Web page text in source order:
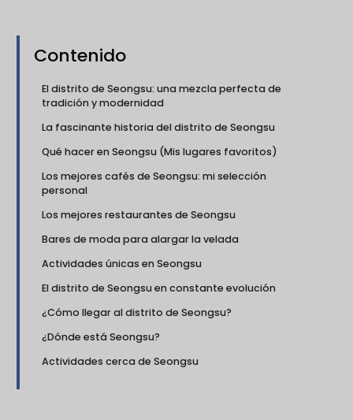
Contenido
El distrito de Seongsu: una mezcla perfecta de
tradición y modernidad
La fascinante historia del distrito de Seongsu
Qué hacer en Seongsu (Mis lugares favoritos)
Los mejores cafés de Seongsu: mi selección
personal
Los mejores restaurantes de Seongsu
Bares de moda para alargar la velada
Actividades únicas en Seongsu
El distrito de Seongsu en constante evolución
¿Cómo llegar al distrito de Seongsu?
¿Dónde está Seongsu?
Actividades cerca de Seongsu